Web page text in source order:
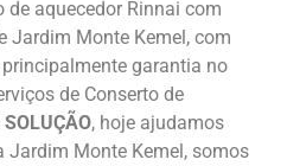
de aquecedor Rinnai com
Jardim Monte Kemel, com
garantia no
de Conserto de
, hoje ajudamos
Jardim Monte Kemel, somos